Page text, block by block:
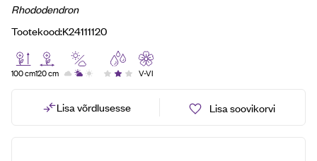
Rhododendron
Tootekood:K24111120
100 cm120 cm V-VI
Lisa võrdlusesse Lisa soovikorvi